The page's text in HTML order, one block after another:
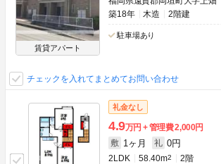
賃貸アパート
築18年
木造 2階建
駐車場あり
チェックを入れてまとめてお問い合わせ
礼金なし
4.9万円 管理費2,000円
敷 1ヶ月 礼 0円
2LDK 58.40m2 2階